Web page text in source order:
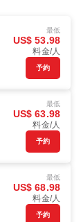
最低
US$ 53.98
料金/人
予約
最低
US$ 63.98
料金/人
予約
最低
US$ 68.98
料金/人
予約